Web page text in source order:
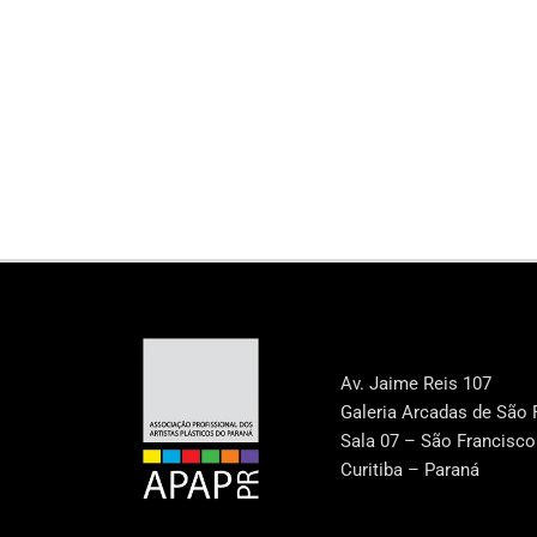
Av. Jaime Reis 107
Galeria Arcadas de São
Sala 07 – São Francisco
Curitiba – Paraná